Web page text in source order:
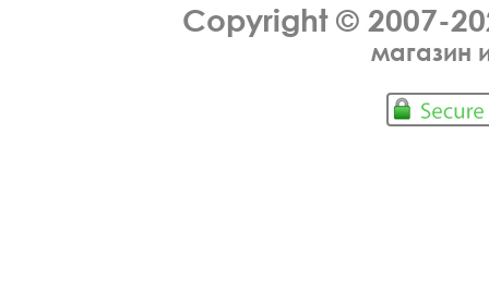
Copyright © 2007-
магазин